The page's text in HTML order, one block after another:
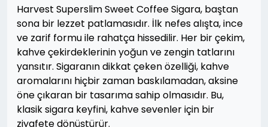
Harvest Superslim Sweet Coffee Sigara, baştan
sona bir lezzet patlamasıdır. İlk nefes alışta, ince
ve zarif formu ile rahatça hissedilir. Her bir çekim,
kahve çekirdeklerinin yoğun ve zengin tatlarını
yansıtır. Sigaranın dikkat çeken özelliği, kahve
aromalarını hiçbir zaman baskılamadan, aksine
öne çıkaran bir tasarıma sahip olmasıdır. Bu,
klasik sigara keyfini, kahve sevenler için bir
ziyafete dönüştürür.